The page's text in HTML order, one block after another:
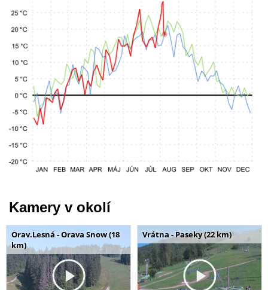
Kamery v okolí
Orav.Lesná - Orava Snow (18
km)
Vrátna - Paseky (22 km)